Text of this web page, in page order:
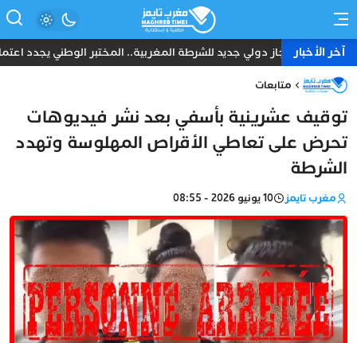
آخر الأخبارإنجاز دولي جديد للشرطة المغربية.. المختبر الوطني يجدد اعتماد
متابعات
توقيف عشرينية بأسفي بعد نشر فيديوهات
تحرض على تعاطي الأقراص المهلوسة وتهدد
الشرطة
مغرب تايمز 10 يونيو 2026 - 08:55